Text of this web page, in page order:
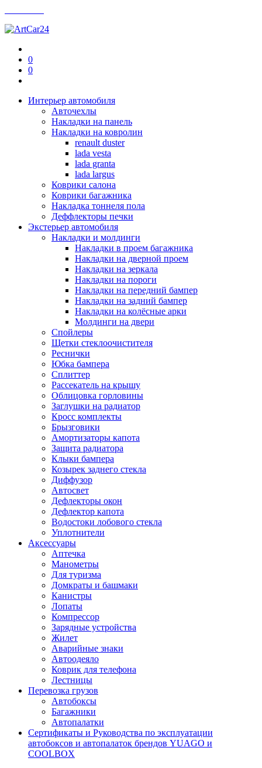
0
0
Интерьер автомобиля
Авточехлы
Накладки на панель
Накладки на ковролин
renault duster
lada vesta
lada granta
lada largus
Коврики салона
Коврики багажника
Накладка тоннеля пола
Деффлекторы печки
Экстерьер автомобиля
Накладки и молдинги
Накладки в проем багажника
Накладки на дверной проем
Накладки на зеркала
Накладки на пороги
Накладки на передний бампер
Накладки на задний бампер
Накладки на колёсные арки
Молдинги на двери
Спойлеры
Щетки стеклоочистителя
Реснички
Юбка бампера
Сплиттер
Рассекатель на крышу
Облицовка горловины
Заглушки на радиатор
Кросс комплекты
Брызговики
Амортизаторы капота
Защита радиатора
Клыки бампера
Козырек заднего стекла
Диффузор
Автосвет
Дефлекторы окон
Дефлектор капота
Водостоки лобового стекла
Уплотнители
Аксессуары
Аптечка
Манометры
Для туризма
Домкраты и башмаки
Канистры
Лопаты
Компрессор
Зарядные устройства
Жилет
Аварийные знаки
Автоодеяло
Коврик для телефона
Лестницы
Перевозка грузов
Автобоксы
Багажники
Автопалатки
Сертификаты и Руководства по эксплуатации
автобоксов и автопалаток брендов YUAGO и
COOLBOX